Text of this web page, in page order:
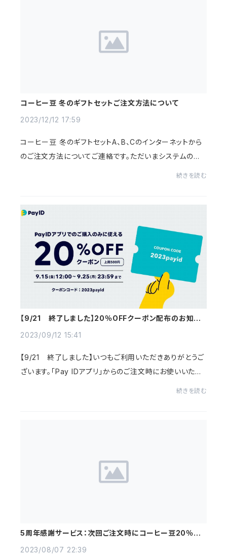
コーヒー豆 冬のギフトセットご注文方法について
2023/12/12 17:59
コーヒー豆 冬のギフトセットA、B、Cのインターネットから
のご注文方法についてご連絡です。ただいまシステムの不
続きを読む
【9/21 終了しました】20％OFFクーポン配布のお知ら
2023/09/12 15:41
【9/21 終了しました】いつもご利用いただきありがとうご
ざいます。「Pay IDアプリ」からのご注文時にお使いいただ
続きを読む
5周年感謝サービス：次回ご注文時にコーヒー豆20％増
2023/08/07 22:39